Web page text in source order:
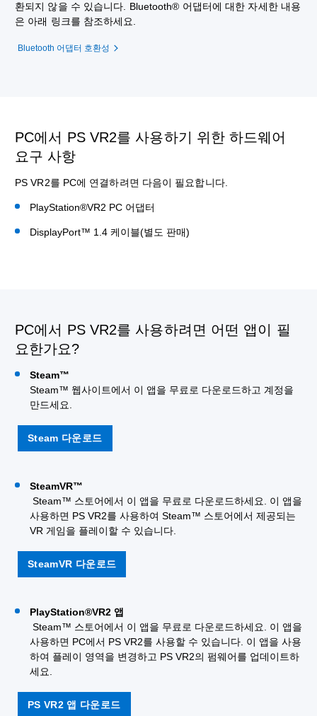
환되지 않을 수 있습니다. Bluetooth® 어댑터에 대한 자세한 내용
은 아래 링크를 참조하세요.
Bluetooth 어댑터 호환성
PC에서 PS VR2를 사용하기 위한 하드웨어
요구 사항
PS VR2를 PC에 연결하려면 다음이 필요합니다.
PlayStation®VR2 PC 어댑터
DisplayPort™ 1.4 케이블(별도 판매)
PC에서 PS VR2를 사용하려면 어떤 앱이 필
요한가요?
Steam™
Steam™ 웹사이트에서 이 앱을 무료로 다운로드하고 계정을
만드세요.
Steam 다운로드
SteamVR™
Steam™ 스토어에서 이 앱을 무료로 다운로드하세요. 이 앱을
사용하면 PS VR2를 사용하여 Steam™ 스토어에서 제공되는
VR 게임을 플레이할 수 있습니다.
SteamVR 다운로드
PlayStation®VR2 앱
Steam™ 스토어에서 이 앱을 무료로 다운로드하세요. 이 앱을
사용하면 PC에서 PS VR2를 사용할 수 있습니다. 이 앱을 사용
하여 플레이 영역을 변경하고 PS VR2의 펌웨어를 업데이트하
세요.
PS VR2 앱 다운로드